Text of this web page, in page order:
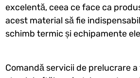
excelentă, ceea ce face ca
acest material să fie
schimb termic și echipamente
Comandă servicii de prelucrare